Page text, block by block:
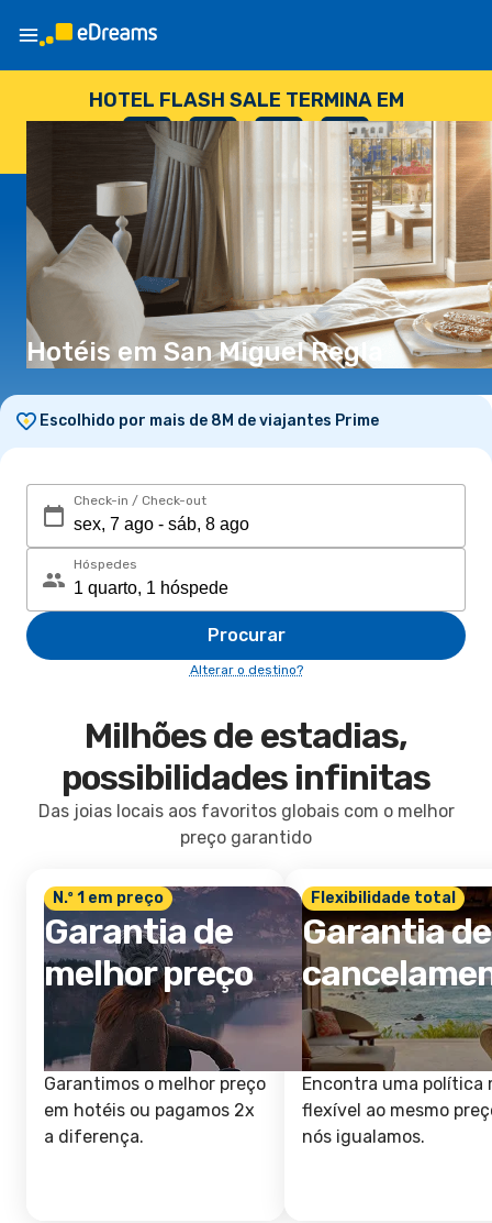
HOTEL FLASH SALE TERMINA EM
--
DIAS
: --
HORAS
: --
SEGUNDOS
Hotéis em San Miguel Regla
Escolhido por mais de 8M de viajantes Prime
Check-in / Check-out
Hóspedes
Procurar
Alterar o destino?
Milhões de estadias,
possibilidades infinitas
Das joias locais aos favoritos globais com o melhor
preço garantido
N.º 1 em preço
Garantia de
melhor preço
Garantimos o melhor preço
em hotéis ou pagamos 2x
a diferença.
Flexibilidade total
Garantia de
Encontra uma política
flexível ao mesmo
nós igualamos.